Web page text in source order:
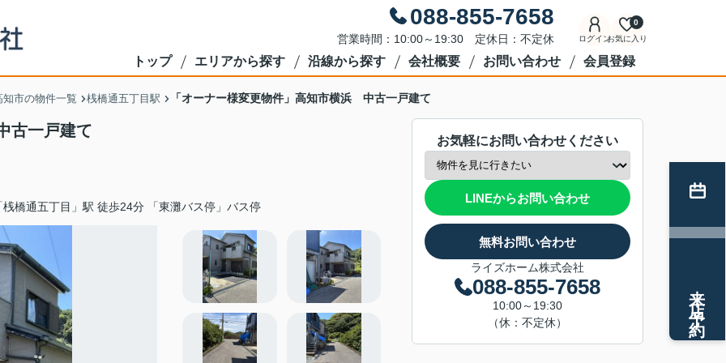
088-855-7658
営業時間：10:00～19:30 定休日：不定休 ログインお気に入り
0
トップ エリアから探す 沿線から探す 会社概要 お問い合わせ 会員登録
知市の物件一覧 桟橋通五丁目駅 「オーナー様変更物件」高知市横浜 中古一戸建て
古一戸建て
桟橋通五丁目」駅 徒歩24分 「東灘バス停」バス停
お気軽にお問い合わせください
LINEからお問い合わせ
無料お問い合わせ
ライズホーム株式会社
088-855-7658
10:00～19:30
（休：不定休）
来店予約